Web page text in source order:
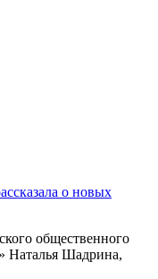
о новых
общественного
Наталья Шадрина,